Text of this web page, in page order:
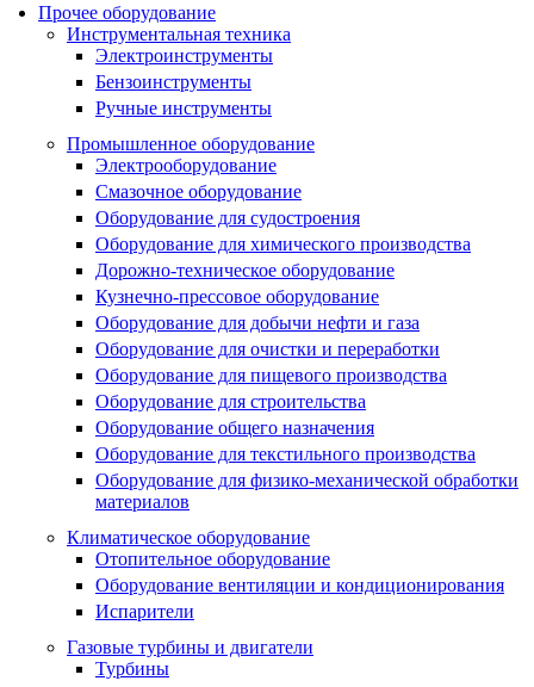
Прочее оборудование
Инструментальная техника
Электроинструменты
Бензоинструменты
Ручные инструменты
Промышленное оборудование
Электрооборудование
Смазочное оборудование
Оборудование для судостроения
Оборудование для химического производства
Дорожно-техническое оборудование
Кузнечно-прессовое оборудование
Оборудование для добычи нефти и газа
Оборудование для очистки и переработки
Оборудование для пищевого производства
Оборудование для строительства
Оборудование общего назначения
Оборудование для текстильного производства
Оборудование для физико-механической обработки
материалов
Климатическое оборудование
Отопительное оборудование
Оборудование вентиляции и кондиционирования
Испарители
Газовые турбины и двигатели
Турбины